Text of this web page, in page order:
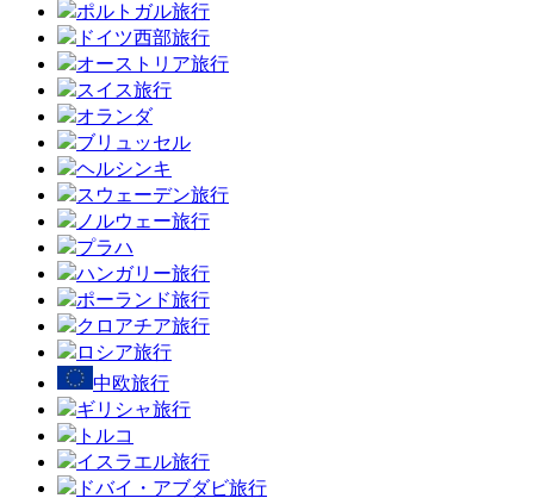
ポルトガル旅行
ドイツ西部旅行
オーストリア旅行
スイス旅行
オランダ
ブリュッセル
ヘルシンキ
スウェーデン旅行
ノルウェー旅行
プラハ
ハンガリー旅行
ポーランド旅行
クロアチア旅行
ロシア旅行
中欧旅行
ギリシャ旅行
トルコ
イスラエル旅行
ドバイ・アブダビ旅行